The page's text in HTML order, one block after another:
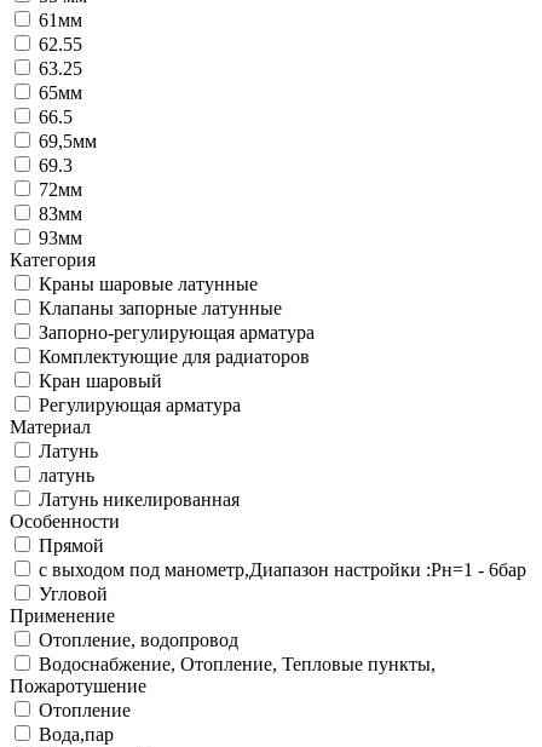
61мм
62.55
63.25
65мм
66.5
69,5мм
69.3
72мм
83мм
93мм
Категория
Краны шаровые латунные
Клапаны запорные латунные
Запорно-регулирующая арматура
Комплектующие для радиаторов
Кран шаровый
Регулирующая арматура
Материал
Латунь
латунь
Латунь никелированная
Особенности
Прямой
с выходом под манометр,Диапазон настройки :Рн=1 - 6бар
Угловой
Применение
Отопление, водопровод
Водоснабжение, Отопление, Тепловые пункты,
Пожаротушение
Отопление
Вода,пар